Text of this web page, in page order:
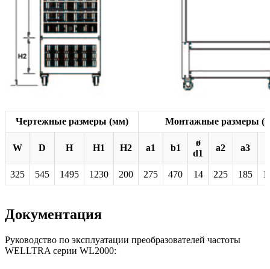
Чертежные размеры (мм) Монтажные размеры
W D H H1 H2 a1 b1
ø
d1
a2 a3
325 545 1495 1230 200 275 470 14 225 185
Документация
Руководство по эксплуатации преобразователей частоты
WELLTRA серии WL2000: